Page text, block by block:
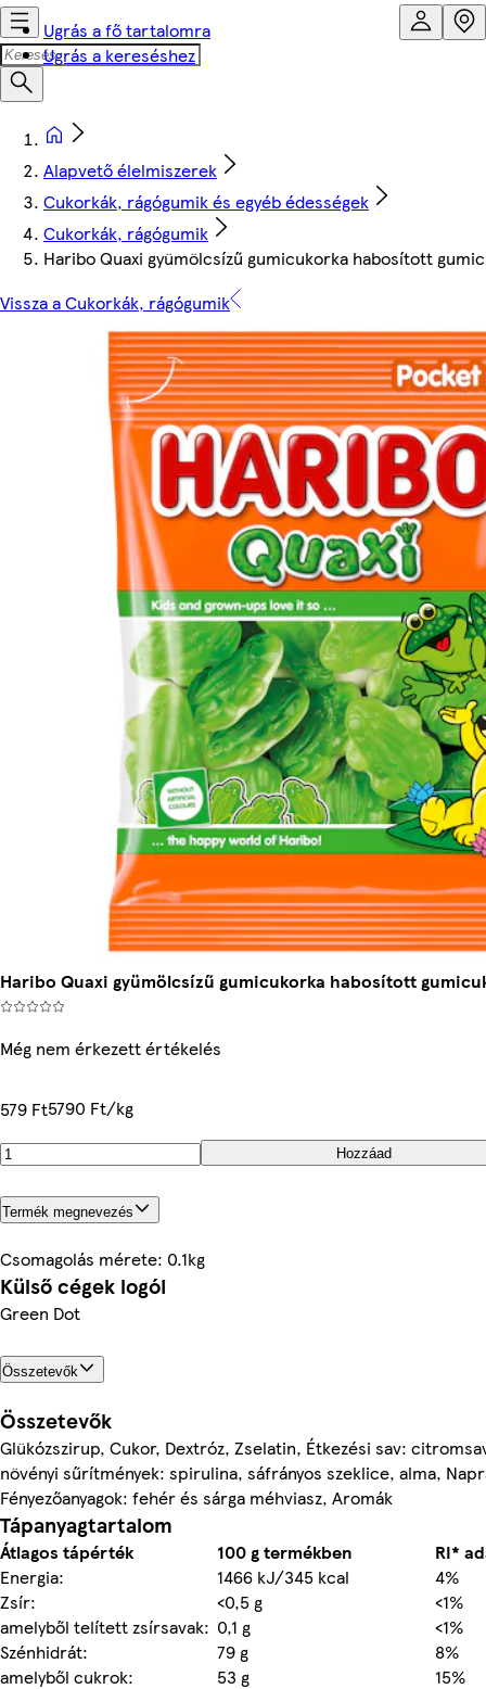
Ugrás a fő tartalomra
Ugrás a kereséshez
Alapvető élelmiszerek
Cukorkák, rágógumik és egyéb édességek
Cukorkák, rágógumik
Haribo Quaxi gyümölcsízű gumicukorka habosított
Vissza a Cukorkák, rágógumik
Haribo Quaxi gyümölcsízű gumicukorka habosított
Még nem érkezett értékelés
579 Ft5790 Ft/kg
Hozzáad
Termék megnevezés
Csomagolás mérete: 0.1kg
Külső cégek logói
Green Dot
Összetevők
Összetevők
Glükózszirup, Cukor, Dextróz, Zselatin, Étkezési sav:
növényi sűrítmények: spirulina, sáfrányos szeklice, alma,
Fényezőanyagok: fehér és sárga méhviasz, Aromák
Tápanyagtartalom
Átlagos tápérték 100 g termékben
RI*
Energia:
1466 kJ/345 kcal
4%
Zsír:
<0,5 g
<1%
amelyből telített zsírsavak: 0,1 g
<1%
Szénhidrát:
79 g
8%
amelyből cukrok:
53 g
15%